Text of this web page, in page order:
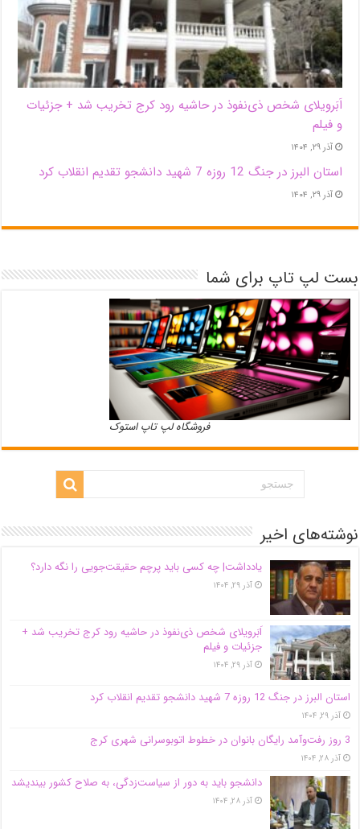
اَبَر‌ویلای شخص ذی‌نفوذ در حاشیه‌ رود کرج تخریب شد + جزئیات
و فیلم
آذر ۲۹, ۱۴۰۴
استان البرز در جنگ 12 روزه 7 شهید دانشجو تقدیم انقلاب کرد
آذر ۲۹, ۱۴۰۴
بست لپ تاپ برای شما
فروشگاه لپ تاپ استوک
نوشته‌های اخیر
یادداشت| ‌چه کسی باید پرچم حقیقت‌جویی را نگه دارد؟
آذر ۲۹, ۱۴۰۴
اَبَر‌ویلای شخص ذی‌نفوذ در حاشیه‌ رود کرج تخریب شد +
جزئیات و فیلم
آذر ۲۹, ۱۴۰۴
استان البرز در جنگ 12 روزه 7 شهید دانشجو تقدیم انقلاب کرد
آذر ۲۹, ۱۴۰۴
3 روز رفت‌وآمد رایگان بانوان در خطوط اتوبوسرانی شهری کرج
آذر ۲۸, ۱۴۰۴
دانشجو باید به دور از سیاست‌زدگی، به صلاح کشور بیندیشد
آذر ۲۸, ۱۴۰۴